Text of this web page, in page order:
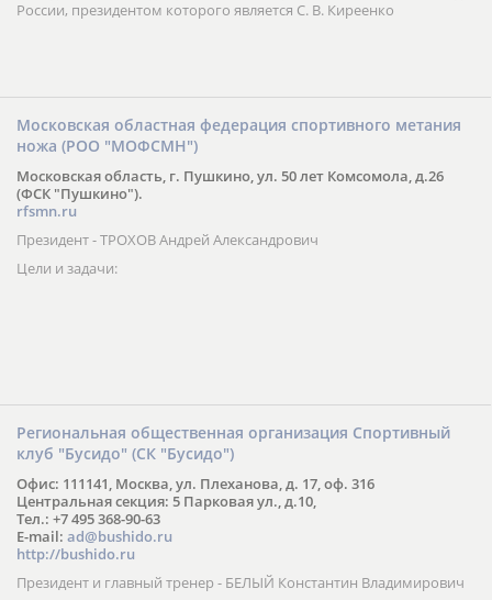
России, президентом которого является С. В. Киреенко
Московская областная федерация спортивного метания
ножа (РОО "МОФСМН")
Московская область, г. Пушкино, ул. 50 лет Комсомола, д.26
(ФСК "Пушкино").
rfsmn.ru
Президент - ТРОХОВ Андрей Александрович
Цели и задачи:
Региональная общественная организация Спортивный
клуб "Бусидо" (СК "Бусидо")
Офис: 111141, Москва, ул. Плеханова, д. 17, оф. 316
Центральная секция: 5 Парковая ул., д.10,
Тел.: +7 495 368-90-63
E-mail: ad@bushido.ru
http://bushido.ru
Президент и главный тренер - БЕЛЫЙ Константин Владимирович